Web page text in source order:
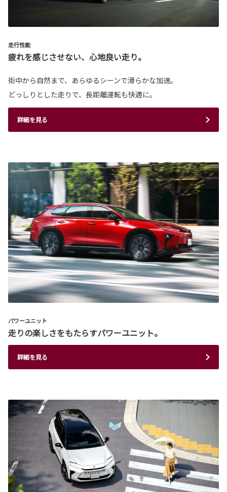
走行性能
疲れを感じさせない、心地良い走り。
街中から自然まで、あらゆるシーンで滑らかな加速。
どっしりとした走りで、長距離運転も快適に。
詳細を見る
パワーユニット
走りの楽しさをもたらすパワーユニット。
詳細を見る